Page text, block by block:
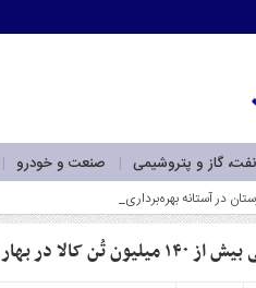
نفت، گاز و پتروشیمی صنعت و خودرو
بهار ۱۴۰۵